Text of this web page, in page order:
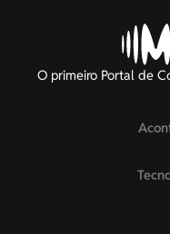
O primeiro Portal de